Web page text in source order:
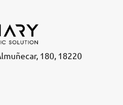
180, 18220